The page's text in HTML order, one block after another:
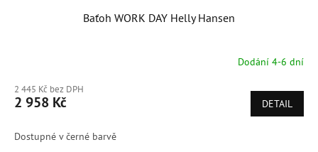
Baťoh WORK DAY Helly Hansen
Dodání 4-6 dní
2 445 Kč bez DPH
2 958 Kč DETAIL
Dostupné v černé barvě